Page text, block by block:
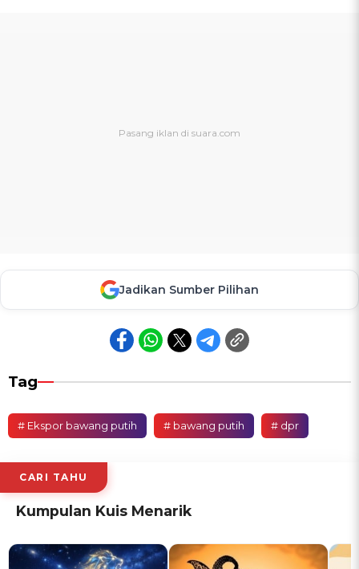
Jadikan Sumber Pilihan
Tag
# Ekspor bawang putih # bawang putih # dpr
CARI TAHU
Kumpulan Kuis Menarik